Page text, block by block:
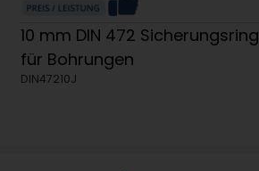
10 mm DIN 472 Sicherungsring
für Bohrungen
DIN47210J